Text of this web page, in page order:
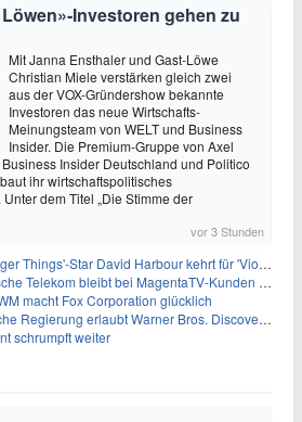
Investoren gehen zu
Mit Janna Ensthaler und Gast-Löwe
Christian Miele verstärken gleich zwei
aus der VOX-Gründershow bekannte
Investoren das neue Wirtschafts-
Meinungsteam von WELT und Business
Insider. Die Premium-Gruppe von Axel
Insider Deutschland und Politico
ihr wirtschaftspolitisches
dem Titel „Die Stimme der
vor 3 Stunden
Star David Harbour kehrt für 'Violent Night 2' zurück – Kristen Bell stößt zur Besetzung
Telekom bleibt bei MagentaTV-Kunden vage
macht Fox Corporation glücklich
Regierung erlaubt Warner Bros. Discovery-Übernahme
schrumpft weiter